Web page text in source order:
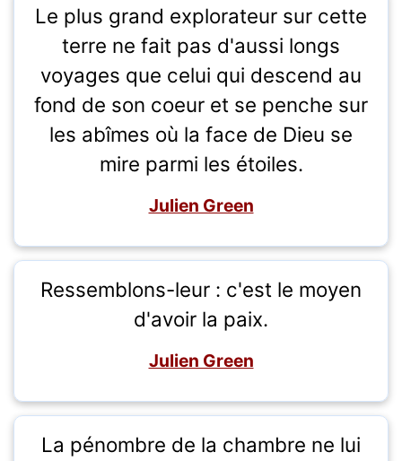
Le plus grand explorateur sur cette
terre ne fait pas d'aussi longs
voyages que celui qui descend au
fond de son coeur et se penche sur
les abîmes où la face de Dieu se
mire parmi les étoiles.
Julien Green
Ressemblons-leur : c'est le moyen
d'avoir la paix.
Julien Green
La pénombre de la chambre ne lui